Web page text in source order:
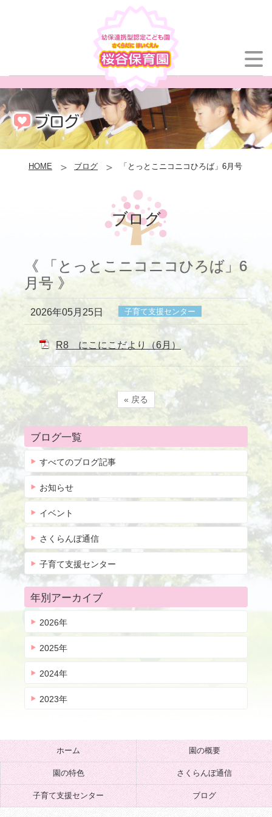
HOME ブログ 「とっとこニコニコひろば」6月号
ブログ
《 「とっとこニコニコひろば」6
月号 》
2026年05月25日 子育て支援センター
R8 にこにこだより（6月）
« 戻る
ブログ一覧
すべてのブログ記事
お知らせ
イベント
さくらんぼ通信
子育て支援センター
年別アーカイブ
2026年
2025年
2024年
2023年
ホーム 園の概要
園の特色 さくらんぼ通信
子育て支援センター ブログ